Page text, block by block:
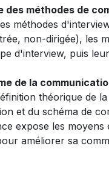
des méthodes de
méthodes
non-dirigée), les
d'interview, puis
de la
théorique de la
et du schéma de
expose les moyens
améliorer sa